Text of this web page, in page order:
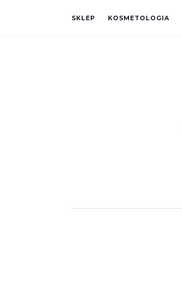
SKLEP KOSMETOLOGIA